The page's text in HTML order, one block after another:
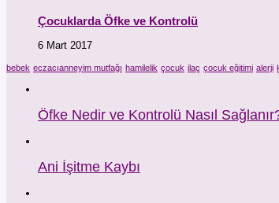
Çocuklarda Öfke ve Kontrolü
6 Mart 2017
bebek eczacıanneyim mutfağı hamilelik çocuk ilaç çocuk eğitimi alerji
Öfke Nedir ve Kontrolü Nasıl
Ani İşitme Kaybı